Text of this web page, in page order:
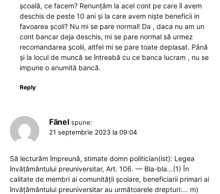
școală, ce facem? Renunțăm la acel cont pe care îl avem
deschis de peste 10 ani și la care avem niște beneficii in
favoarea școli? Nu mi se pare normal! Da , daca nu am un
cont bancar deja deschis, mi se pare normal să urmez
recomandarea școlii, altfel mi se pare toate deplasat. Până
și la locul de muncă se întreabă cu ce banca lucram , nu se
impune o anumită bancă.
Reply
Fănel spune:
21 septembrie 2023 la 09:04
Să lecturăm împreună, stimate domn politician(ist): Legea
învățământului preuniversitar, Art. 106. — Bla-bla…(1) În
calitate de membri ai comunității școlare, beneficiarii primari ai
învățământului preuniversitar au următoarele drepturi:… m)